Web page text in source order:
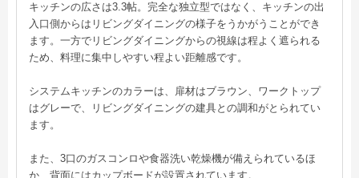
キッチンの広さは3.3帖。完全な独立型ではなく、キッチンの出
入口側からはリビングダイニングの様子をうかがうことができ
ます。一方でリビングダイニングからの視線は程よく遮られる
ため、料理に集中しやすい程よい距離感です。
システムキッチンのカラーは、扉材はブラウン、ワークトップ
はグレーで、リビングダイニングの建具との調和がとられてい
ます。
また、3口のガスコンロや食器洗い乾燥機が備えられているほ
か、背面にはカップボードが設置されています。